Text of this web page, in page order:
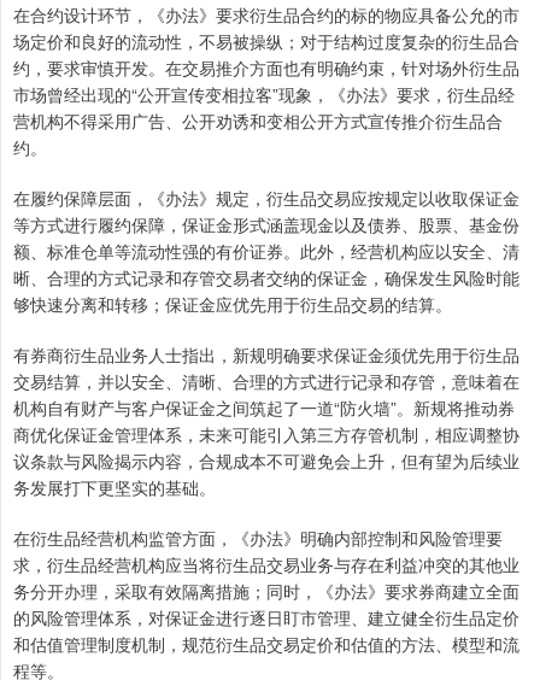
在合约设计环节，《办法》要求衍生品合约的标的物应具备公允的市
场定价和良好的流动性，不易被操纵；对于结构过度复杂的衍生品合
约，要求审慎开发。在交易推介方面也有明确约束，针对场外衍生品
市场曾经出现的“公开宣传变相拉客”现象，《办法》要求，衍生品经
营机构不得采用广告、公开劝诱和变相公开方式宣传推介衍生品合
约。
在履约保障层面，《办法》规定，衍生品交易应按规定以收取保证金
等方式进行履约保障，保证金形式涵盖现金以及债券、股票、基金份
额、标准仓单等流动性强的有价证券。此外，经营机构应以安全、清
晰、合理的方式记录和存管交易者交纳的保证金，确保发生风险时能
够快速分离和转移；保证金应优先用于衍生品交易的结算。
有券商衍生品业务人士指出，新规明确要求保证金须优先用于衍生品
交易结算，并以安全、清晰、合理的方式进行记录和存管，意味着在
机构自有财产与客户保证金之间筑起了一道“防火墙”。新规将推动券
商优化保证金管理体系，未来可能引入第三方存管机制，相应调整协
议条款与风险揭示内容，合规成本不可避免会上升，但有望为后续业
务发展打下更坚实的基础。
在衍生品经营机构监管方面，《办法》明确内部控制和风险管理要
求，衍生品经营机构应当将衍生品交易业务与存在利益冲突的其他业
务分开办理，采取有效隔离措施；同时，《办法》要求券商建立全面
的风险管理体系，对保证金进行逐日盯市管理、建立健全衍生品定价
和估值管理制度机制，规范衍生品交易定价和估值的方法、模型和流
程等。